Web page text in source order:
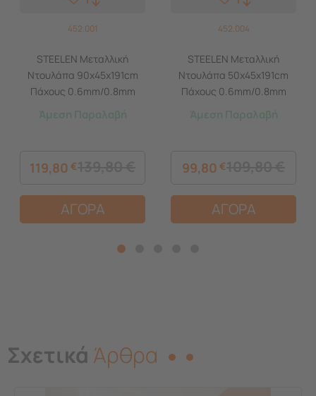
452.001
STEELEN Μεταλλική
Ντουλάπα 90x45x191cm
Πάχους 0.6mm/0.8mm
(πάτωμα) Γαλβανιζέ με 4
Άμεση Παραλαβή
119,80 €
ΑΓΟΡΑ
452.004
STEELEN Μεταλλική
Ντουλάπα 50x45x191cm
Πάχους 0.6mm/0.8mm
(πάτωμα) Γαλβανιζέ με 4
Άμεση Παραλαβή
99,80 €
ΑΓΟΡΑ
Σχετικά Άρθρα